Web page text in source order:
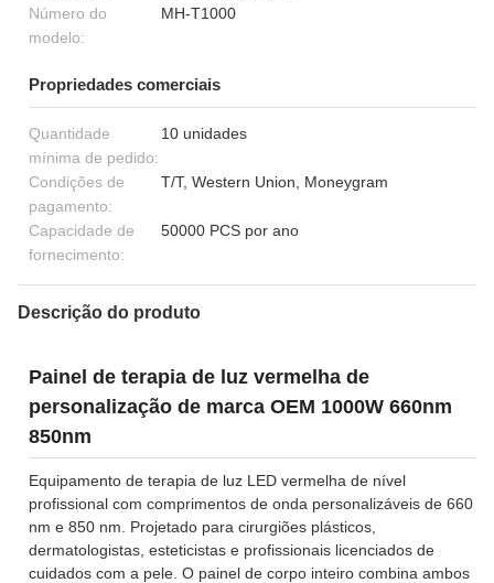
Número do
modelo:
MH-T1000
Propriedades comerciais
Quantidade
mínima de pedido:
10 unidades
Condições de
pagamento:
T/T, Western Union, Moneygram
Capacidade de
fornecimento:
50000 PCS por ano
Descrição do produto
Painel de terapia de luz vermelha de
personalização de marca OEM 1000W 660nm
850nm
Equipamento de terapia de luz LED vermelha de nível
profissional com comprimentos de onda personalizáveis ​​de 660
nm e 850 nm. Projetado para cirurgiões plásticos,
dermatologistas, esteticistas e profissionais licenciados de
cuidados com a pele. O painel de corpo inteiro combina ambos